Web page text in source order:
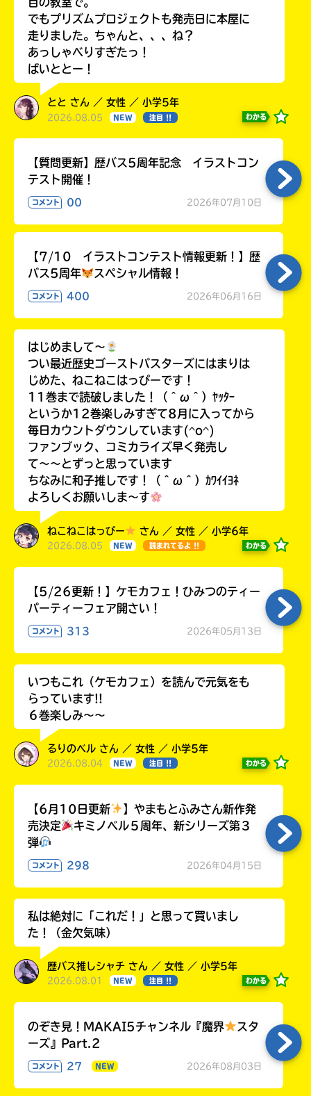
目の教室で。
でもプリズムプロジェクトも発売日に本屋に
走りました。ちゃんと、、、ね？
あっしゃべりすぎたっ！
ばいととー！
とと さん ／ 女性 ／ 小学5年
2026.08.05 NEW 注目 !! わかる
【質問更新】歴バス5周年記念 イラストコン
テスト開催！
コメント 00 2026年07月10日
【7/10 イラストコンテスト情報更新！】歴
バス5周年
スペシャル情報！
コメント 400 2026年06月16日
はじめまして〜
つい最近歴史ゴーストバスターズにはまりは
じめた、ねこねこはっぴーです！
11巻まで読破しました！（＾ω＾）ﾔｯﾀｰ
というか12巻楽しみすぎて8月に入ってから
毎日カウントダウンしています(^o^)
ファンブック、コミカライズ早く発売し
て〜〜とずっと思っています
ちなみに和子推しです！（＾ω＾）ｶﾜｲｲﾖﾈ
よろしくお願いしま〜す
ねこねこはっぴー さん ／ 女性 ／ 小学6年
2026.08.05 NEW 読まれてるよ !! わかる
【5/26更新！】ケモカフェ！ひみつのティー
パーティーフェア開さい！
コメント 313 2026年05月13日
いつもこれ（ケモカフェ）を読んで元気をも
らっています!!
６巻楽しみ～～
るりのベル さん ／ 女性 ／ 小学5年
2026.08.04 NEW 注目 !! わかる
【6月10日更新
】やまもとふみさん新作発
売決定
キミノベル５周年、新シリーズ第３
弾
コメント 298 2026年04月15日
私は絶対に「これだ！」と思って買いまし
た！（金欠気味）
歴バス推しシャチ さん ／ 女性 ／ 小学5年
2026.08.01 NEW 注目 !! わかる
のぞき見！MAKAI5チャンネル『魔界
スタ
ーズ』Part.2
コメント 27 NEW 2026年08月03日